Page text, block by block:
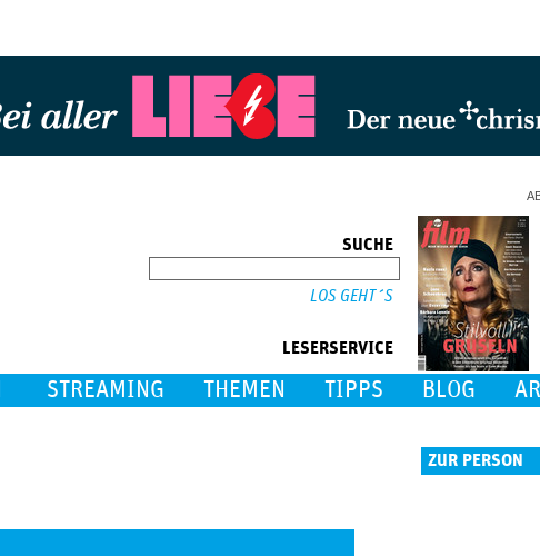
SUCHE
LESERSERVICE
STREAMING THEMEN TIPPS BLOG
ZUR PERSON